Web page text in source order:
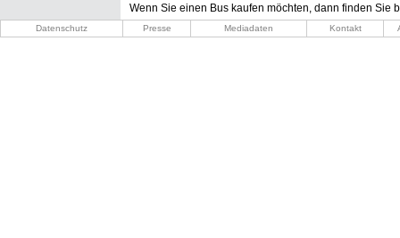
Wenn Sie einen Bus kaufen möchten, dann finden Sie
Datenschutz Presse Mediadaten Kontakt